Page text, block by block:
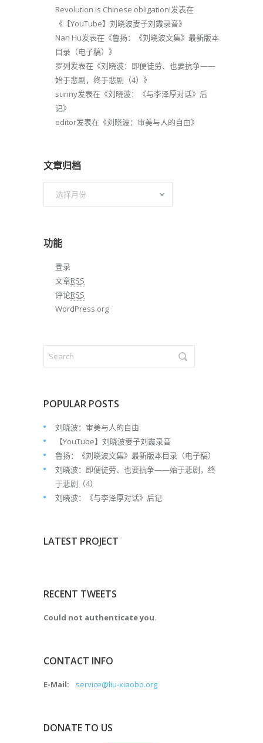
Revolution is Chinese obligation!发表在
《 【YouTube】刘晓波妻子刘霞录音》
Nan Hu发表在《鲁扬：《刘晓波文集》最新版本
目录（电子稿） 》
罗列发表在《刘晓波：即便徒劳、也要抗争——
始于悲剧，终于悲剧（4） 》
sunny发表在《刘晓波：《与李泽厚对话》后
记》
editor发表在《刘晓波：审美与人的自由》
文章归档
功能
登录
文章RSS
评论RSS
WordPress.org
POPULAR POSTS
刘晓波：审美与人的自由
【YouTube】刘晓波妻子刘霞录音
鲁扬：《刘晓波文集》最新版本目录（电子稿）
刘晓波：即便徒劳、也要抗争——始于悲剧，终
于悲剧（4）
刘晓波：《与李泽厚对话》后记
LATEST PROJECT
RECENT TWEETS
Could not authenticate you.
CONTACT INFO
E-Mail: service@liu-xiaobo.org
DONATE TO US